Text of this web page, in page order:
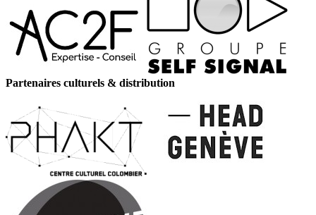
Partenaires culturels & distribution